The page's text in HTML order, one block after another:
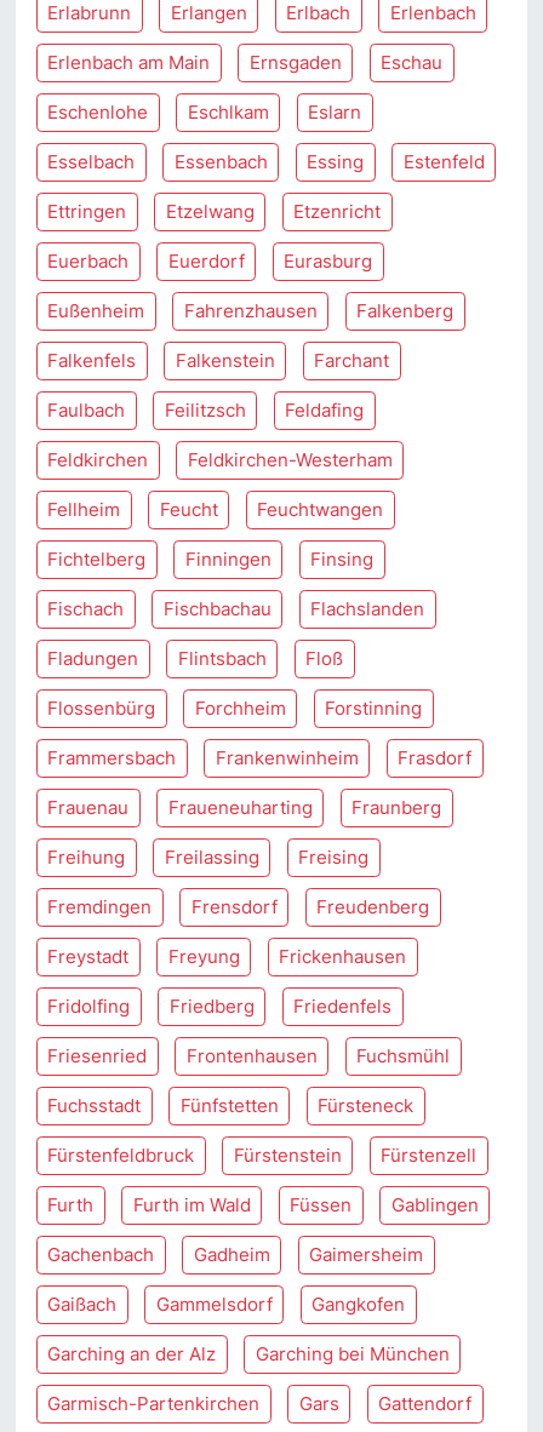
Erlabrunn Erlangen Erlbach Erlenbach
Erlenbach am Main Ernsgaden Eschau
Eschenlohe Eschlkam Eslarn
Esselbach Essenbach Essing Estenfeld
Ettringen Etzelwang Etzenricht
Euerbach Euerdorf Eurasburg
Eußenheim Fahrenzhausen Falkenberg
Falkenfels Falkenstein Farchant
Faulbach Feilitzsch Feldafing
Feldkirchen Feldkirchen-Westerham
Fellheim Feucht Feuchtwangen
Fichtelberg Finningen Finsing
Fischach Fischbachau Flachslanden
Fladungen Flintsbach Floß
Flossenbürg Forchheim Forstinning
Frammersbach Frankenwinheim Frasdorf
Frauenau Fraueneuharting Fraunberg
Freihung Freilassing Freising
Fremdingen Frensdorf Freudenberg
Freystadt Freyung Frickenhausen
Fridolfing Friedberg Friedenfels
Friesenried Frontenhausen Fuchsmühl
Fuchsstadt Fünfstetten Fürsteneck
Fürstenfeldbruck Fürstenstein Fürstenzell
Furth Furth im Wald Füssen Gablingen
Gachenbach Gadheim Gaimersheim
Gaißach Gammelsdorf Gangkofen
Garching an der Alz Garching bei München
Garmisch-Partenkirchen Gars Gattendorf